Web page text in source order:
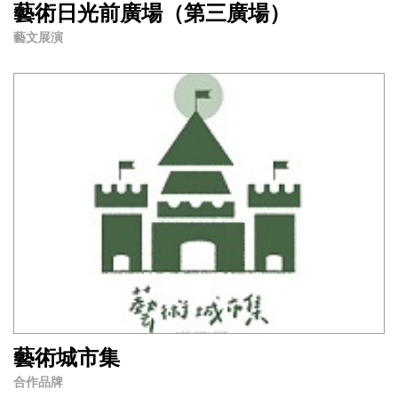
藝術日光前廣場（第三廣場）
藝文展演
藝術城市集
合作品牌